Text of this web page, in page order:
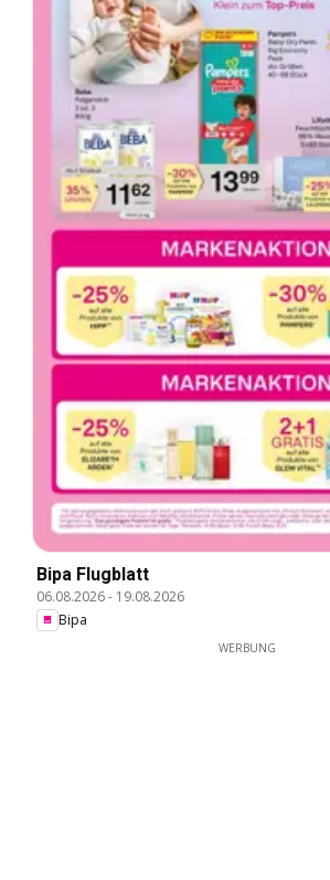
Bipa Flugblatt
06.08.2026- 19.08.2026
Bipa
WERBUNG